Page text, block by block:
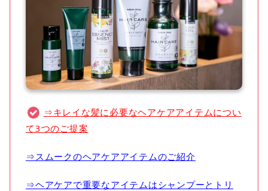
⇒キレイな髪に必要なヘアケアアイテムについ
て3つのご提案
⇒スムークのヘアケアアイテムのご紹介
⇒ヘアケアで重要なアイテムはシャンプーとトリ